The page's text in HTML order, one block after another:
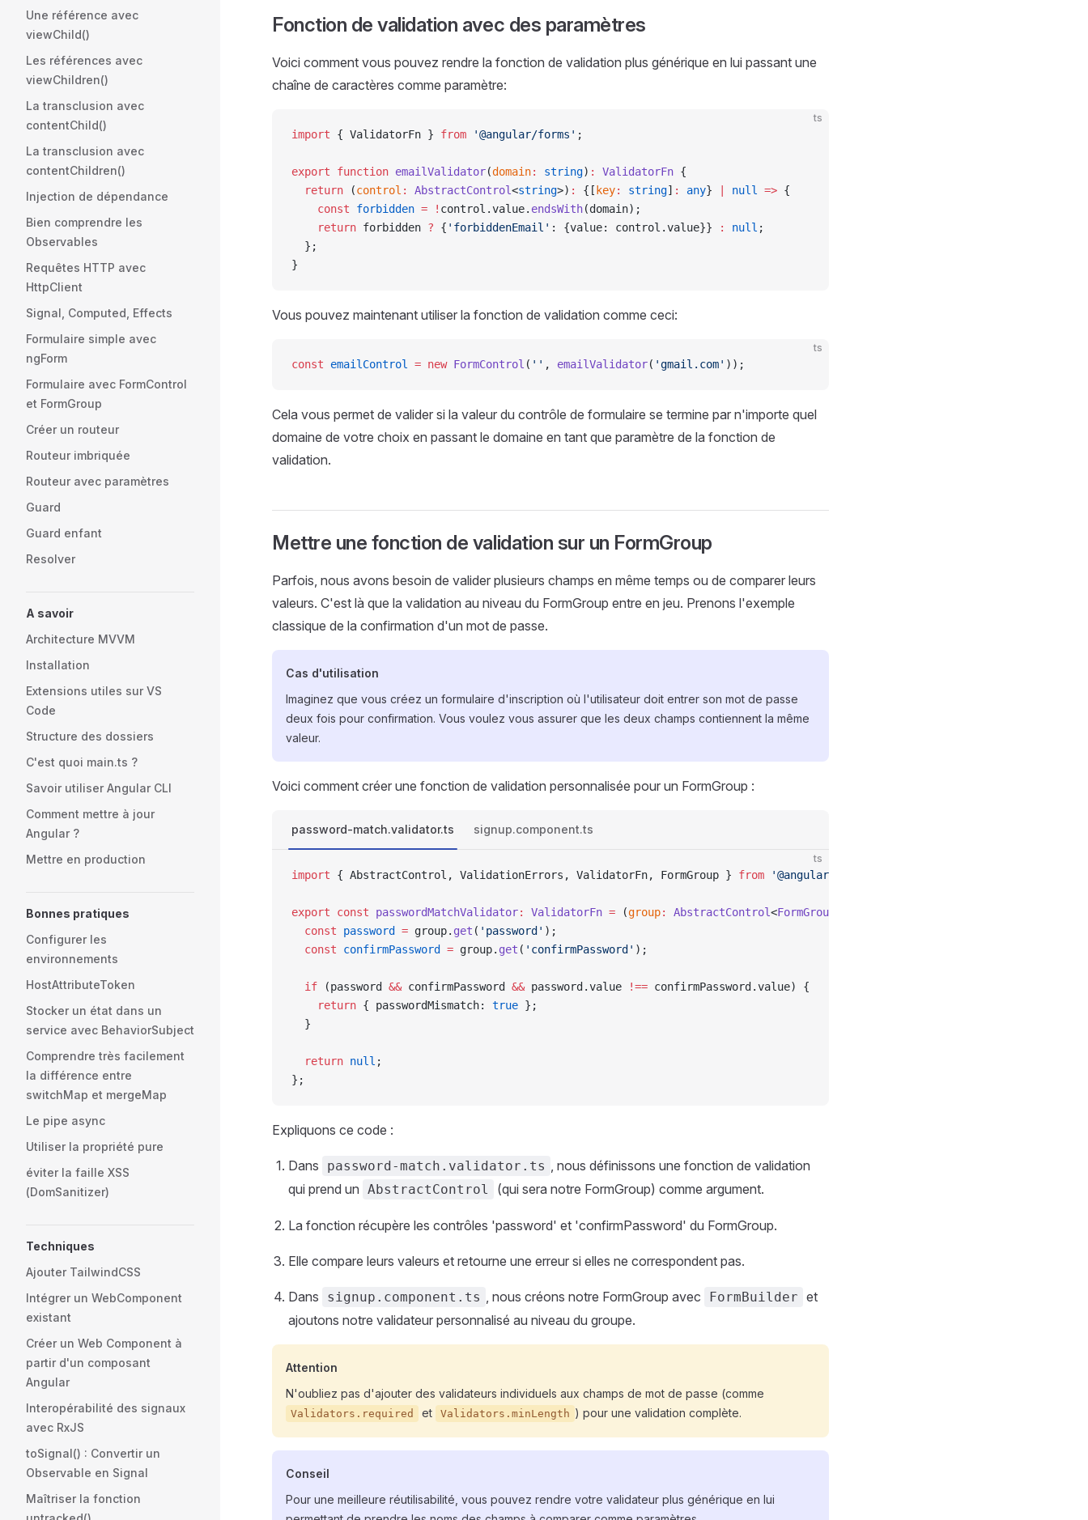
Une référence avec
viewChild()
Les références avec
viewChildren()
La transclusion avec
contentChild()
La transclusion avec
contentChildren()
Injection de dépendance
Bien comprendre les
Observables
Requêtes HTTP avec
HttpClient
Signal, Computed, Effects
Formulaire simple avec
ngForm
Formulaire avec FormControl
et FormGroup
Créer un routeur
Routeur imbriquée
Routeur avec paramètres
Guard
Guard enfant
Resolver
A savoir
Architecture MVVM
Installation
Extensions utiles sur VS
Code
Structure des dossiers
C'est quoi main.ts ?
Savoir utiliser Angular CLI
Comment mettre à jour
Angular ?
Mettre en production
Bonnes pratiques
Configurer les
environnements
HostAttributeToken
Stocker un état dans un
service avec BehaviorSubject
Comprendre très facilement
la différence entre
switchMap et mergeMap
Le pipe async
Utiliser la propriété pure
éviter la faille XSS
(DomSanitizer)
Techniques
Ajouter TailwindCSS
Intégrer un WebComponent
existant
Créer un Web Component à
partir d'un composant
Angular
Interopérabilité des signaux
avec RxJS
toSignal() : Convertir un
Observable en Signal
Maîtriser la fonction
Fonction de validation avec des paramètres
Voici comment vous pouvez rendre la fonction de validation plus générique en lui passant une
chaîne de caractères comme paramètre:
ts
import { ValidatorFn } from '@angular/forms' ;
export function emailValidator(domain: string) : ValidatorFn {
  return
(control : AbstractControl<string>) : {[ key: string] : any} null => {
    const
forbidden = ! control.value. endsWith(domain);
    return
forbidden ? { 'forbiddenEmail' : {value: control.value}} : null ;
  };
}
Vous pouvez maintenant utiliser la fonction de validation comme ceci:
ts
const emailControl = new FormControl ( '' , emailValidator( 'gmail.com' ));
Cela vous permet de valider si la valeur du contrôle de formulaire se termine par n'importe quel
domaine de votre choix en passant le domaine en tant que paramètre de la fonction de
validation.
Mettre une fonction de validation sur un FormGroup
Parfois, nous avons besoin de valider plusieurs champs en même temps ou de comparer leurs
valeurs. C'est là que la validation au niveau du FormGroup entre en jeu. Prenons l'exemple
classique de la confirmation d'un mot de passe.
Cas d'utilisation
Imaginez que vous créez un formulaire d'inscription où l'utilisateur doit entrer son mot de passe
deux fois pour confirmation. Vous voulez vous assurer que les deux champs contiennent la même
valeur.
Voici comment créer une fonction de validation personnalisée pour un FormGroup :
password-match.validator.ts signup.component.ts
ts
import { AbstractControl, ValidationErrors, ValidatorFn, FormGroup } from '@angular/forms'
export const passwordMatchValidator: ValidatorFn = (group: AbstractControl<FormGroup
  const
password = group. get ( 'password' );
  const
confirmPassword = group. get ( 'confirmPassword' );
  if
(password && confirmPassword && password.value !== confirmPassword.value) {
    return
{ passwordMismatch: true };
  }
  return
null ;
};
Expliquons ce code :
Dans password-match.validator.ts , nous définissons une fonction de validation
qui prend un AbstractControl (qui sera notre FormGroup) comme argument.
La fonction récupère les contrôles 'password' et 'confirmPassword' du FormGroup.
Elle compare leurs valeurs et retourne une erreur si elles ne correspondent pas.
Dans signup.component.ts , nous créons notre FormGroup avec FormBuilder et
ajoutons notre validateur personnalisé au niveau du groupe.
Attention
N'oubliez pas d'ajouter des validateurs individuels aux champs de mot de passe (comme
Validators.required et Validators.minLength ) pour une validation complète.
Conseil
Pour une meilleure réutilisabilité, vous pouvez rendre votre validateur plus générique en lui